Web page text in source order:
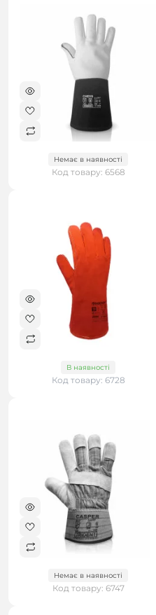
Немає в наявності
Код товару: 6568
В наявності
Код товару: 6728
Немає в наявності
Код товару: 6747